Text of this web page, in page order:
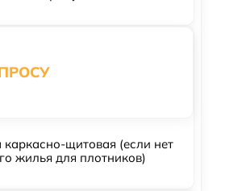
щитовая (если нет
жилья для плотников)